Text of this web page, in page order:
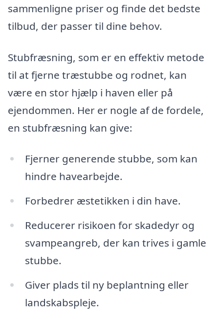
sammenligne priser og finde det bedste
tilbud, der passer til dine behov.
Stubfræsning, som er en effektiv metode
til at fjerne træstubbe og rodnet, kan
være en stor hjælp i haven eller på
ejendommen. Her er nogle af de fordele,
en stubfræsning kan give:
Fjerner generende stubbe, som kan
hindre havearbejde.
Forbedrer æstetikken i din have.
Reducerer risikoen for skadedyr og
svampeangreb, der kan trives i gamle
stubbe.
Giver plads til ny beplantning eller
landskabspleje.